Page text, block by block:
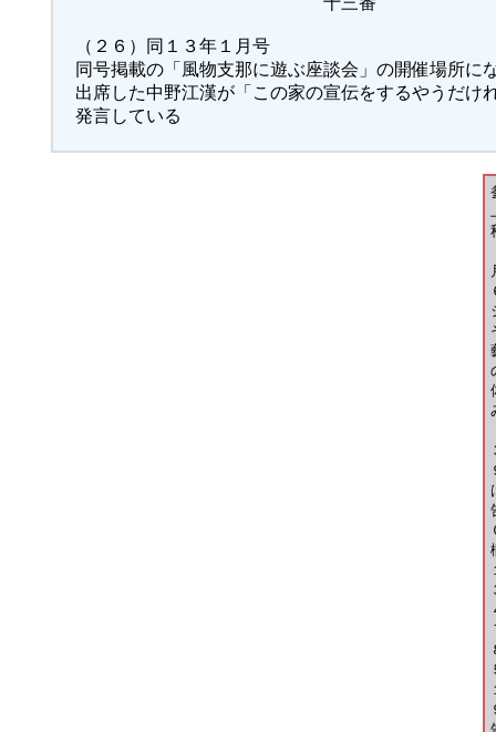
（２６）同１３年１月号
同号掲載の「風物支那に遊ぶ座談会」の開催場所に
出席した中野江漢が「この家の宣伝をするやうだけ
発言している